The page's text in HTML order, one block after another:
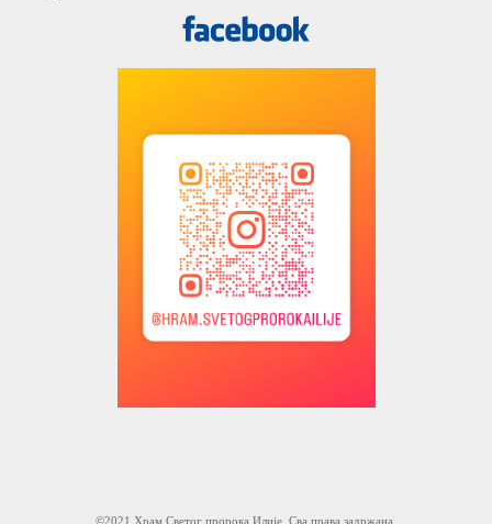
©2021 Храм Светог пророка Илије. Сва права задржана.